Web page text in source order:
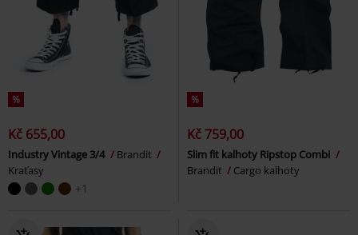
%
Kč 655,00
Industry Vintage 3/4
Brandit
Kraťasy
+1
%
Kč 759,00
Slim fit kalhoty Ripstop Combi
Brandit
Cargo kalhoty